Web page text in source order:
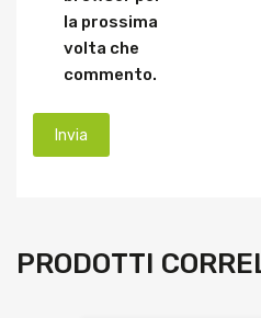
la prossima
volta che
commento.
PRODOTTI